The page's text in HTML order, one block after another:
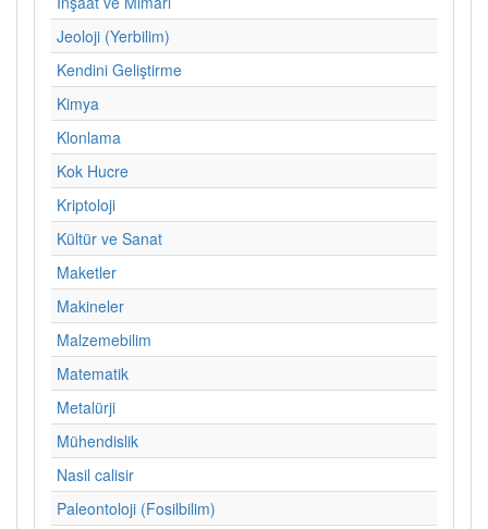
Jeoloji (Yerbilim)
Kendini Geliştirme
Kimya
Klonlama
Kok Hucre
Kriptoloji
Kültür ve Sanat
Maketler
Makineler
Malzemebilim
Matematik
Metalürji
Mühendislik
Nasil calisir
Paleontoloji (Fosilbilim)